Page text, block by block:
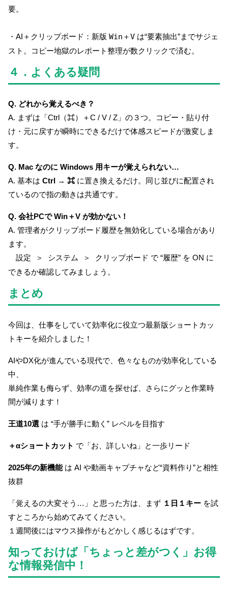
要。
・AI＋クリップボード：新版 Win＋V は“要素抽出”までサジェ
スト。コピー地獄のレポート整理が数クリックで済む。
４．よくある疑問
Q. どれから覚えるべき？
A. まずは「Ctrl（⌘）＋C / V / Z」の３つ。コピー・貼り付
け・元に戻すが瞬時にできるだけで体感スピードが激変しま
す。
Q. Mac なのに Windows 用キーが覚えられない…
A. 基本は Ctrl → ⌘ に置き換えるだけ。同じ並びに配置され
ているので指の動きは共通です。
Q. 会社PCで Win＋V が効かない！
A. 管理者がクリップボード履歴を無効化している場合があり
ます。
設定 ＞ システム ＞ クリップボード で “履歴” を ON に
できるか確認してみましょう。
まとめ
今回は、仕事をしていて効率化に役立つ最新版ショートカッ
トキーを紹介しました！
AIやDX化が進んでいる現代で、色々なものが効率化している
中、
単純作業も侮らず、効率の道を探せば、さらにグッと作業時
間が減ります！
王道10選 は “手が勝手に動く” レベルを目指す
＋αショートカット で「お、詳しいね」と一歩リード
2025年の新機能は AI や動画キャプチャなど“資料作り”と相性
抜群
「覚えるの大変そう…」と思った方は、まず １日１キー を試
すところから始めてみてください。
１週間後にはマウス操作がもどかしく感じるはずです。
知っておけば「ちょっと差がつく」お得
な情報発信中！